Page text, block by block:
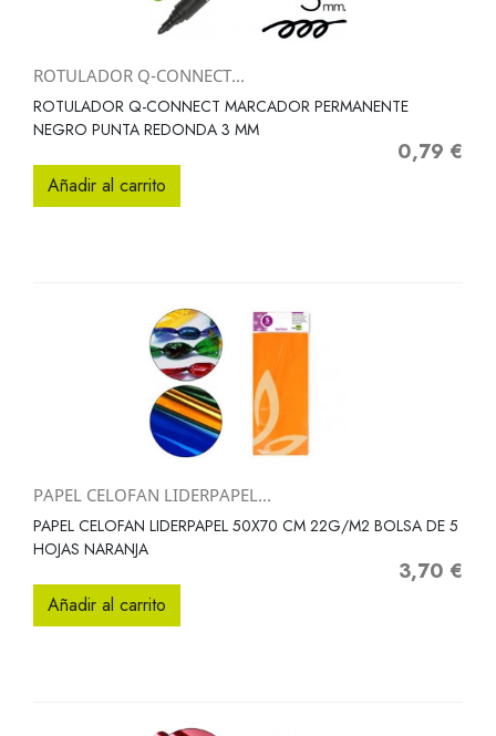
ROTULADOR Q-CONNECT...
ROTULADOR Q-CONNECT MARCADOR PERMANENTE
NEGRO PUNTA REDONDA 3 MM
Precio
0,79 €
Añadir al carrito
PAPEL CELOFAN LIDERPAPEL...
PAPEL CELOFAN LIDERPAPEL 50X70 CM 22G/M2 BOLSA DE 5
HOJAS NARANJA
Precio
3,70 €
Añadir al carrito